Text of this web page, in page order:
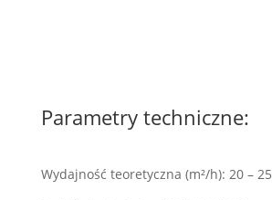
Parametry techniczne:
Wydajność teoretyczna (m²/h): 20 – 25